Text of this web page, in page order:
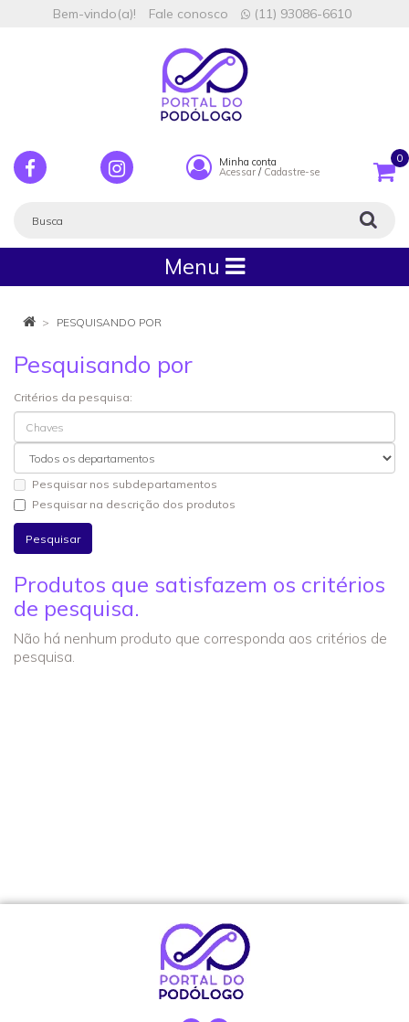
Bem-vindo(a)! Fale conosco (11) 93086-6610
Minha conta
Acessar / Cadastre-se
0
Menu
PESQUISANDO POR
Pesquisando por
Critérios da pesquisa:
Pesquisar nos subdepartamentos
Pesquisar na descrição dos produtos
Produtos que satisfazem os critérios
de pesquisa.
Não há nenhum produto que corresponda aos critérios de
pesquisa.